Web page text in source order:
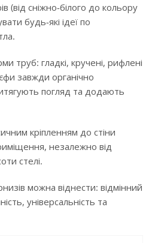
(від сніжно-білого до кольору
будь-які ідеї по
труб: гладкі, кручені, рифлені
завжди органічно
погляд та додають
кріпленням до стіни
незалежно від
стелі.
можна віднести: відмінний
універсальність та